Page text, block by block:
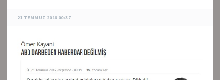
21 TEMMUZ 2016 00:37